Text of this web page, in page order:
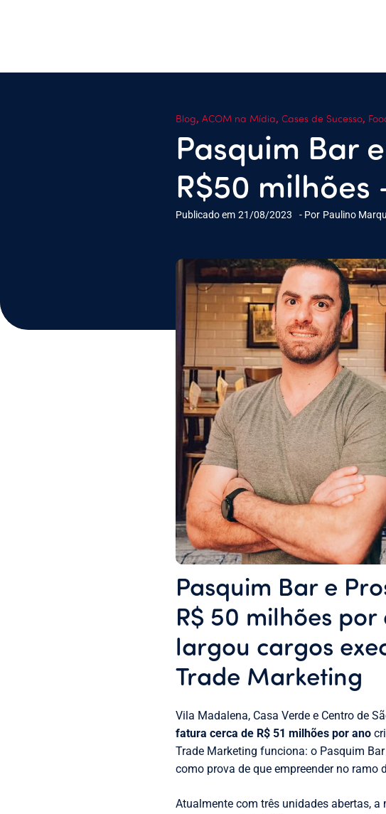
Blog, ACOM na Mídia, Cases de Sucesso,
Pasquim Bar
R$50 milhões
Publicado em 21/08/2023 - Por Paulino
Pasquim Bar e
R$ 50 milhões
largou cargos
Trade Marketing
Vila Madalena, Casa Verde e Centro de
fatura cerca de R$ 51 milhões por ano
Trade Marketing funciona: o Pasquim
como prova de que empreender no
Atualmente com três unidades abertas,